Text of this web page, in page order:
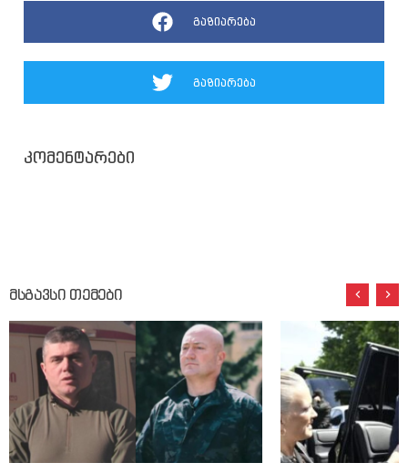
გაზიარება
გაზიარება
კომენტარები
მსგავსი თემები